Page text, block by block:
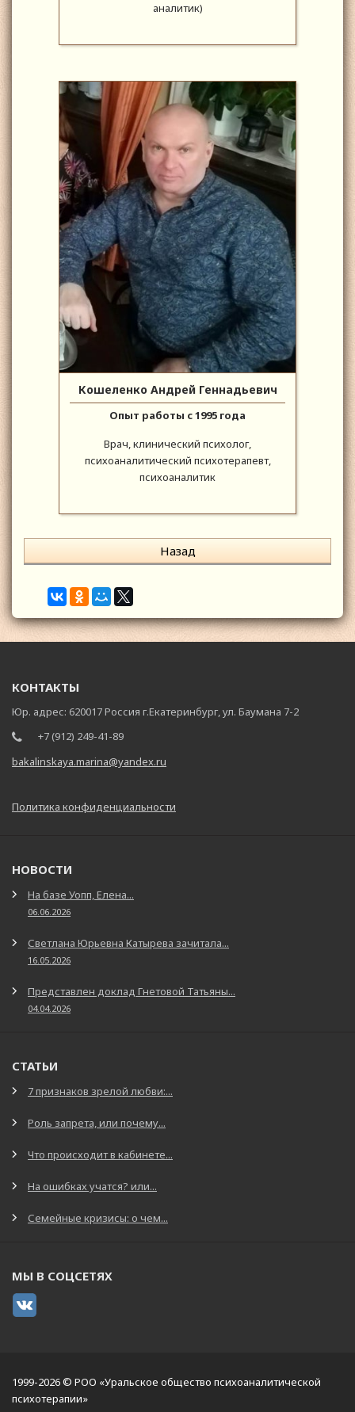
аналитик)
Кошеленко Андрей Геннадьевич
Опыт работы с 1995 года
Врач, клинический психолог,
психоаналитический психотерапевт,
психоаналитик
Назад
КОНТАКТЫ
Юр. адрес: 620017 Россия г.Екатеринбург, ул. Баумана 7-2
+7 (912) 249-41-89
bakalinskaya.marina@yandex.ru
Политика конфиденциальности
НОВОСТИ
На базе Уопп, Елена...
06.06.2026
Светлана Юрьевна Катырева зачитала...
16.05.2026
Представлен доклад Гнетовой Татьяны...
04.04.2026
СТАТЬИ
7 признаков зрелой любви:...
Роль запрета, или почему...
Что происходит в кабинете...
На ошибках учатся? или...
Семейные кризисы: о чем...
МЫ В СОЦСЕТЯХ
1999-2026 © РОО «Уральское общество психоаналитической
психотерапии»